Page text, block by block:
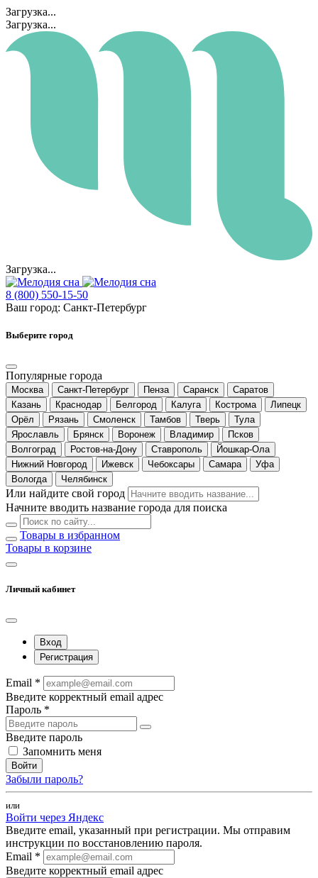
Загрузка...
Загрузка...
Загрузка...
8 (800) 550-15-50
Ваш город: Санкт-Петербург
Выберите город
Популярные города
Москва Санкт-Петербург Пенза Саранск
Саратов
Казань
Краснодар Белгород Калуга Кострома
Липецк
Орёл
Рязань Смоленск Тамбов Тверь
Тула
Ярославль
Брянск Воронеж Владимир
Псков
Волгоград
Ростов-на-Дону Ставрополь
Йошкар-Ола
Нижний Новгород
Ижевск Чебоксары Самара
Уфа
Вологда
Челябинск
Или найдите свой город
Начните вводить название города для поиска
Товары в избранном
Товары в корзине
Личный кабинет
Вход
Регистрация
Email *
Введите корректный email адрес
Пароль *
Введите пароль
Запомнить меня
Войти
Забыли пароль?
или
Войти через Яндекс
Введите email, указанный при регистрации. Мы отправим
инструкции по восстановлению пароля.
Email *
Введите корректный email адрес